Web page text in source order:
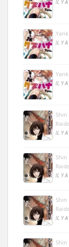
IL Y A
IL Y A
IL Y A
IL Y A
IL Y A
IL Y A